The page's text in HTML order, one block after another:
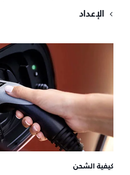
الإعداد
كيفية الشحن